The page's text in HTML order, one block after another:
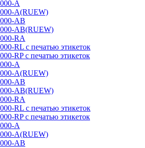
A
A(RUEW)
AB
AB(RUEW)
RA
RL с печатью этикеток
RP с печатью этикеток
A
A(RUEW)
AB
AB(RUEW)
RA
RL с печатью этикеток
RP с печатью этикеток
A
A(RUEW)
AB